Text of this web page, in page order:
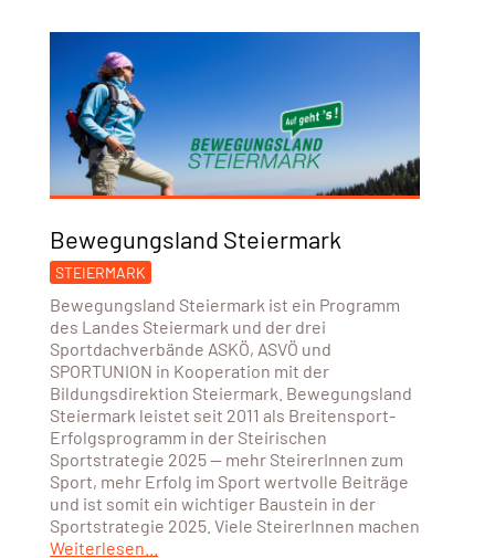
Bewegungsland Steiermark
STEIERMARK
Bewegungsland Steiermark ist ein Programm
des Landes Steiermark und der drei
Sportdachverbände ASKÖ, ASVÖ und
SPORTUNION in Kooperation mit der
Bildungsdirektion Steiermark. Bewegungsland
Steiermark leistet seit 2011 als Breitensport-
Erfolgsprogramm in der Steirischen
Sportstrategie 2025 — mehr SteirerInnen zum
Sport, mehr Erfolg im Sport wertvolle Beiträge
und ist somit ein wichtiger Baustein in der
Sportstrategie 2025. Viele SteirerInnen machen
Weiterlesen...